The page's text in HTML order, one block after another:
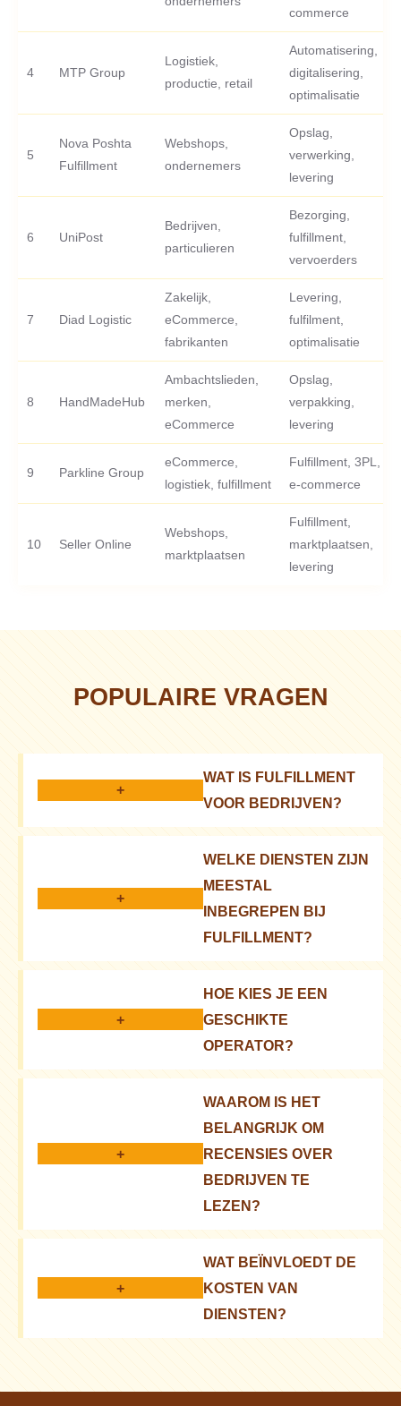
commerce
4 MTP Group
Logistiek,
productie, retail
Automatisering,
digitalisering,
optimalisatie
5
Nova Poshta
Fulfillment
Webshops,
ondernemers
Opslag,
verwerking,
levering
6 UniPost
Bedrijven,
particulieren
Bezorging,
fulfillment,
vervoerders
7 Diad Logistic
Zakelijk,
eCommerce,
fabrikanten
Levering,
fulfilment,
optimalisatie
8 HandMadeHub
Ambachtslieden,
merken,
eCommerce
Opslag,
verpakking,
levering
9 Parkline Group
eCommerce,
logistiek, fulfillment
Fulfillment, 3PL,
e-commerce
10 Seller Online
Webshops,
marktplaatsen
Fulfillment,
marktplaatsen,
levering
POPULAIRE VRAGEN
+
WAT IS FULFILLMENT
VOOR BEDRIJVEN?
Het is een complex van diensten: opslag,
verwerking, levering van bestellingen aan uw
klanten
+
WELKE DIENSTEN ZIJN
MEESTAL
INBEGREPEN BIJ
FULFILLMENT?
Ontvangst, opslag, orderpicking, verpakking,
+
HOE KIES JE EEN
GESCHIKTE
OPERATOR?
Houd rekening met de prijs, reputatie, snelheid,
+
WAAROM IS HET
BELANGRIJK OM
RECENSIES OVER
BEDRIJVEN TE
LEZEN?
Recensies geven een realistisch beeld van de
service en betrouwbaarheid van de operator
+
WAT BEÏNVLOEDT DE
KOSTEN VAN
DIENSTEN?